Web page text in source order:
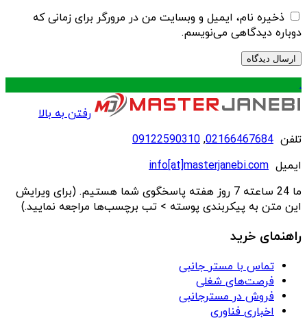
ذخیره نام، ایمیل و وبسایت من در مرورگر برای زمانی که
دوباره دیدگاهی می‌نویسم.
.
رفتن به بالا
تلفن 02166467684
,
09122590310
ایمیل info[at]masterjanebi.com
ما 24 ساعته 7 روز هفته پاسخگوی شما هستیم. (برای ویرایش
این متن به پیکربندی پوسته > تب برچسب‌ها مراجعه نمایید.)
راهنمای خرید
تماس با مستر جانبی
فرصت‌های شغلی
فروش در مسترجانبی
اخباری فناوری